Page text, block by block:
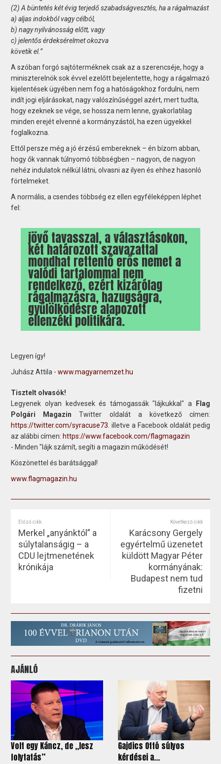
(2) A büntetés két évig terjedő szabadságvesztés, ha a rágalmazást
a) aljas indokból vagy célból,
b) nagy nyilvánosság előtt, vagy
c) jelentős érdeksérelmet okozva
követik el.”
A szóban forgó sajtóterméknek csak az a szerencséje, hogy a
miniszterelnök sok évvel ezelőtt bejelentette, hogy a rágalmazó
kijelentések ügyében nem fog a hatóságokhoz fordulni, nem
indít jogi eljárásokat, nagy valószínűséggel azért, mert tudta,
hogy ezeknek se vége, se hossza nem lenne, gyakorlatilag
minden erejét elvenné a kormányzástól, ha ezen ügyekkel
foglalkozna.
Ettől persze még a jó érzésű embereknek – én bízom abban,
hogy ők vannak túlnyomó többségben – nagyon, de nagyon
nehéz indulatok nélkül látni, olvasni az ilyen és ehhez hasonló
förtelmeket.
A normális, a csendes többség ez ellen egyféleképpen léphet
fel:
jövő tavasszal, a választásokon,
két határozott szavazattal
mondhat rettentő erős nemet a
valódi tartalommal nem
rendelkező, ezért kizárólag
rágalmazásra, hazugságra,
gyűlölködésre alapozott
ellenzéki politikára.
Legyen így!
Juhász Attila -www.magyarnemzet.hu
Tisztelt olvasók!
Legyenek olyan kedvesek és támogassák "lájkukkal" a
Flag
Polgári Magazin Twitter oldalát a következő címen:
https://twitter.com/syracuse73 . illetve a Facebook oldalát pedig
az alábbi címen: https://www.facebook.com/flagmagazin
- Minden "lájk számít, segíti a magazin működését!
Köszönettel és barátsággal!
www.flagmagazin.hu
Előző cikk
Merkel „anyánktól” a
súlytalanságig – a
CDU lejtmenetének
krónikája
Következő cikk
Karácsony Gergely
egyértelmű üzenetet
küldött Magyar Péter
kormányának:
Budapest nem tud
fizetni
AJÁNLÓ
Volt egy Káncz, de „lesz
folytatás”
Gajdics Ottó súlyos
kérdései a...